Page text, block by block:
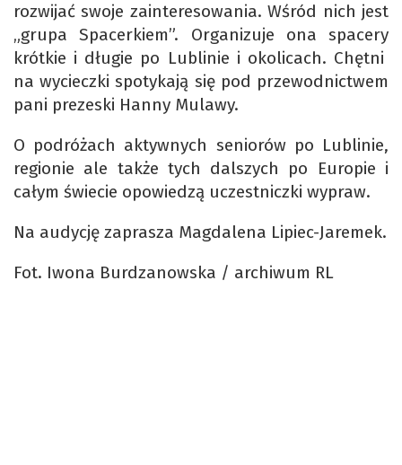
rozwijać swoje zainteresowania. Wśród nich jest
„grupa Spacerkiem”. Organizuje ona spacery
krótkie i długie po Lublinie i okolicach. Chętni
na wycieczki spotykają się pod przewodnictwem
pani prezeski Hanny Mulawy.
O podróżach aktywnych seniorów po Lublinie,
regionie ale także tych dalszych po Europie i
całym świecie opowiedzą uczestniczki wypraw.
Na audycję zaprasza Magdalena Lipiec-Jaremek.
Fot. Iwona Burdzanowska / archiwum RL